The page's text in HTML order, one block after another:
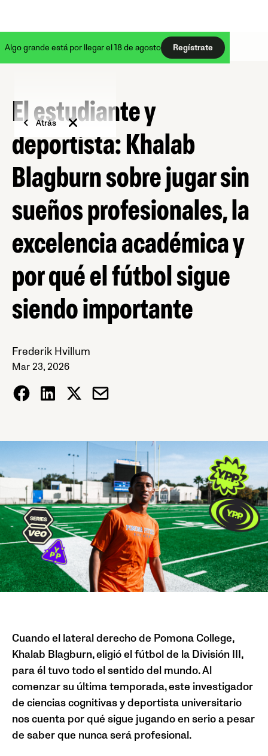
Algo grande está por llegar el 18 de agosto Regístrate
Atrás
El estudiante y
deportista: Khalab
Blagburn sobre jugar sin
sueños profesionales, la
excelencia académica y
por qué el fútbol sigue
siendo importante
Frederik Hvillum
Mar 23, 2026
Cuando el lateral derecho de Pomona College,
Khalab Blagburn, eligió el fútbol de la División III,
para él tuvo todo el sentido del mundo. Al
comenzar su última temporada, este investigador
de ciencias cognitivas y deportista universitario
nos cuenta por qué sigue jugando en serio a pesar
de saber que nunca será profesional.